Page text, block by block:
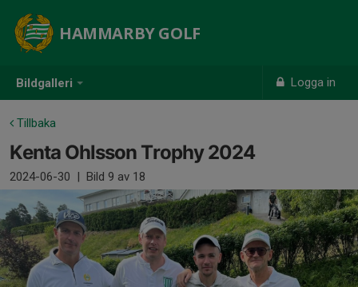
Bildgalleri Logga in
HAMMARBY GOLF
Tillbaka
Kenta Ohlsson Trophy 2024
2024-06-30 | Bild 9 av 18